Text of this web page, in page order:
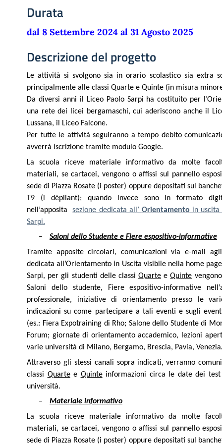
Durata
dal 8 Settembre 2024 al 31 Agosto 2025
Descrizione del progetto
Le attività si svolgono sia in orario scolastico sia extra
principalmente alle classi Quarte e Quinte (in misura
Da diversi anni il Liceo Paolo Sarpi ha costituito per
una rete dei licei bergamaschi, cui aderiscono anche il
Lussana, il Liceo Falcone.
Per tutte le attività seguiranno a tempo debito
avverrà iscrizione tramite modulo Google.
La scuola riceve materiale informativo da molte
materiali, se cartacei, vengono o affissi sul pannello
sede di Piazza Rosate (i poster) oppure depositati sul
T9 (i dépliant); quando invece sono in formato
nell’appositasezione dedicata all’ Orientamento in uscita
Sarpi.
–
Saloni dello Studente e Fiere espositivo-informative
Tramite apposite circolari, comunicazioni via e-mail
dedicata all’Orientamento in Uscita visibile nella home
Sarpi, per gli studenti delle classi Quarte eQuinte
Saloni dello studente, Fiere espositivo-informative
professionale, iniziative di orientamento presso le
indicazioni su come partecipare a tali eventi e sugli
(es.: Fiera Expotraining di Rho; Salone dello Studente di
Forum; giornate di orientamento accademico, lezioni
varie università di Milano, Bergamo, Brescia, Pavia,
Attraverso gli stessi canali sopra indicati, verranno
classi Quartee Quinteinformazioni circa le date dei test
università.
–
Materiale informativo
La scuola riceve materiale informativo da molte
materiali, se cartacei, vengono o affissi sul pannello
sede di Piazza Rosate (i poster) oppure depositati sul